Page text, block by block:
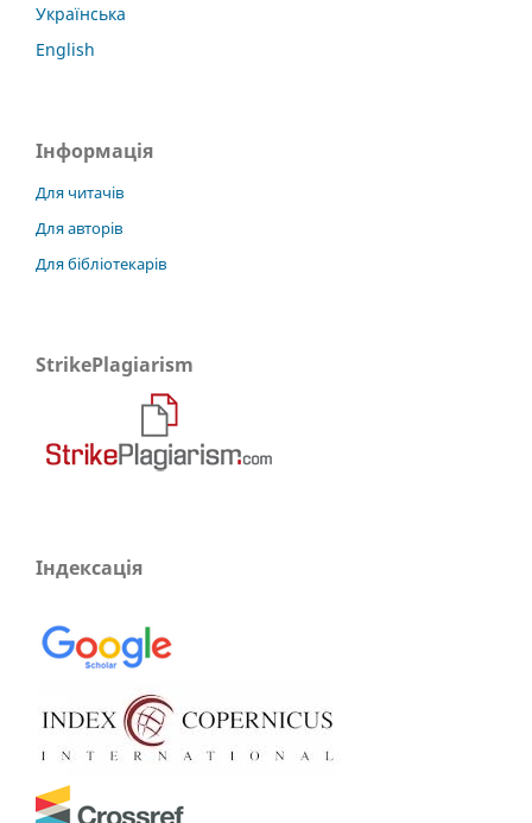
Українська
English
Інформація
Для читачів
Для авторів
Для бібліотекарів
StrikePlagiarism
Індексація